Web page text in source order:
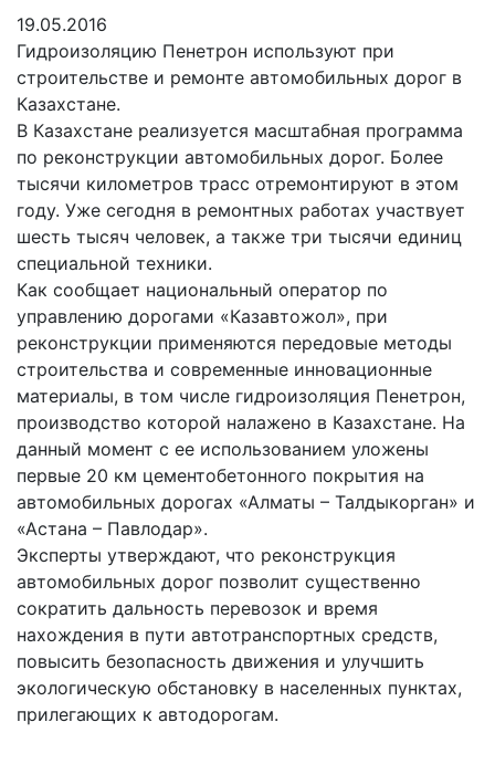
19.05.2016
Гидроизоляцию Пенетрон используют при
строительстве и ремонте автомобильных дорог в
Казахстане.
В Казахстане реализуется масштабная программа
по реконструкции автомобильных дорог. Более
тысячи километров трасс отремонтируют в этом
году. Уже сегодня в ремонтных работах участвует
шесть тысяч человек, а также три тысячи единиц
специальной техники.
Как сообщает национальный оператор по
управлению дорогами «Казавтожол», при
реконструкции применяются передовые методы
строительства и современные инновационные
материалы, в том числе гидроизоляция Пенетрон,
производство которой налажено в Казахстане. На
данный момент с ее использованием уложены
первые 20 км цементобетонного покрытия на
автомобильных дорогах «Алматы – Талдыкорган» и
«Астана – Павлодар».
Эксперты утверждают, что реконструкция
автомобильных дорог позволит существенно
сократить дальность перевозок и время
нахождения в пути автотранспортных средств,
повысить безопасность движения и улучшить
экологическую обстановку в населенных пунктах,
прилегающих к автодорогам.